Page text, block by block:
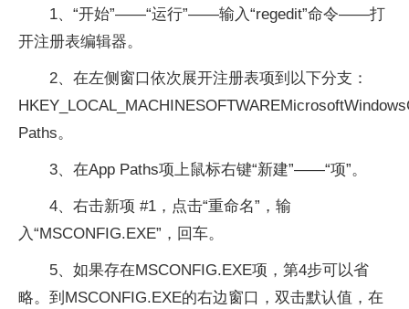
1、“开始”——“运行”——输入“regedit”命令——打
开注册表编辑器。
2、在左侧窗口依次展开注册表项到以下分支：
Paths。
3、在App Paths项上鼠标右键“新建”——“项”。
4、右击新项 #1，点击“重命名”，输
入“MSCONFIG.EXE”，回车。
5、如果存在MSCONFIG.EXE项，第4步可以省
略。到MSCONFIG.EXE的右边窗口，双击默认值，在